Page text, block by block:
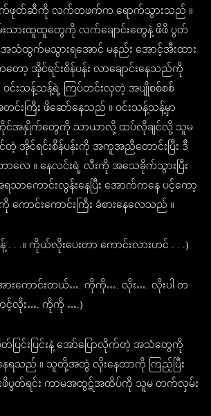
ောက်ဖုတ်ဆီကို လက်တဖက်က ရောက်သွားသည် ။
သားထူထူတွေကို လက်ချောင်းတွေနဲ့ ဖိဖိ ပွတ်
အသံထွက်မသွားရအောင် မနည်း အောင့်အီးထား
ော့ အိုင်ရင်းစိန်ပန်း လာချောင်းနေသည်ကို
းသန့်သန့်ရဲ့ ကြပ်တင်းလှတဲ့ အပျိုစစ်စစ်
းကြီး ဖိဆော်နေသည် ။ ဝင်းသန့်သန့်မှာ
င်အနှိုက်တွေကို သာယာလို့ ထပ်လိုချင်လို့ သူမ
အိုင်ရင်းစိန်ပန်းကို အကူအညီတောင်းပြီး ဒီ
ေ ။ နေလင်းရဲ့ လီးကို အသေခိုက်သွားပြီး
ာကောင်းလွန်းနေပြီး အောက်ကနေ ပင့်ကော့
ကောင်းကောင်းကြီး ခံစားနေလေသည် ။
. . .။ ကိုယ်လိုးပေးတာ ကောင်းလားဟင် . . .)
းကောင်းတယ်…. ကိုကို…. လိုး…. လိုးပါ တ
ာင့်လိုး…. ကိုကို ….)
ပြင်းပြင်းနဲ့ အော်ပြောလိုက်တဲ့ အသံတွေကို
းနေရသည် ။ သူတို့အတွဲ လိုးနေတာကို ကြည့်ပြီး
ပွတ်ရင်း ကာမအထွဋ်အထိပ်ကို သူမ တက်လှမ်း